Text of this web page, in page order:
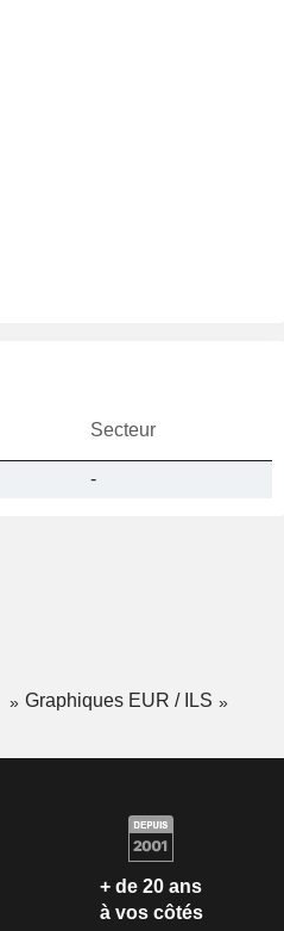
Secteur
-
Graphiques EUR / ILS
+ de 20 ans
à vos côtés